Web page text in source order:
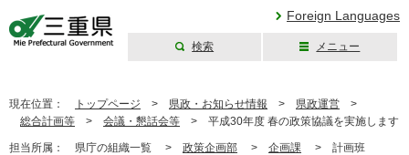
Foreign Languages
検索 メニュー
現在位置： トップページ > 県政・お知らせ情報 > 県政運営 >
総合計画等 > 会議・懇話会等 > 平成30年度 春の政策協議を実施します
担当所属： 県庁の組織一覧 > 政策企画部 > 企画課 > 計画班